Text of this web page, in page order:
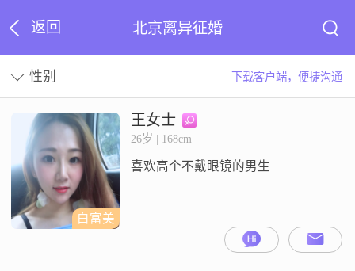
返回 北京离异征婚
性别 下载客户端，便捷沟通
白富美
王女士
26岁 | 168cm
喜欢高个不戴眼镜的男生